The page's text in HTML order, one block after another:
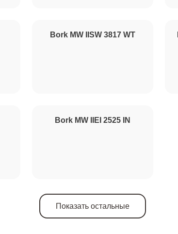
Bork MW IISW 3817 WT
Bork MW IIEI 2525 IN
Показать остальные